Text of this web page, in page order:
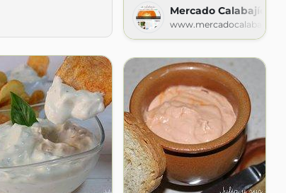
Mercado Calabajío